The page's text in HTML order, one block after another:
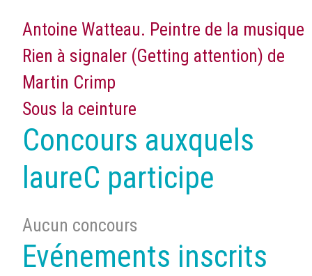
Antoine Watteau. Peintre de la musique
Rien à signaler (Getting attention) de
Martin Crimp
Sous la ceinture
Concours auxquels
laureC participe
Aucun concours
Evénements inscrits